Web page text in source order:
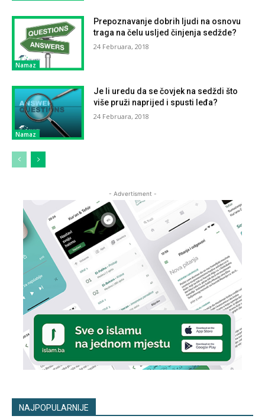
Namaz
Prepoznavanje dobrih ljudi na osnovu
traga na čelu usljed činjenja sedžde?
24 Februara, 2018
Namaz
Je li uredu da se čovjek na sedždi što
više pruži naprijed i spusti leđa?
24 Februara, 2018
- Advertisment -
NAJPOPULARNIJE